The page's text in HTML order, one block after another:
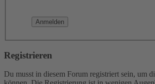
Registrieren
Du musst in diesem Forum registriert sein, um